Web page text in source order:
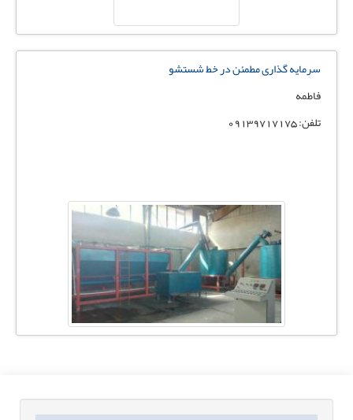
سرمایه گذاری مطمئن در خط شستشو
فاطمه
تلفن: 09139717175